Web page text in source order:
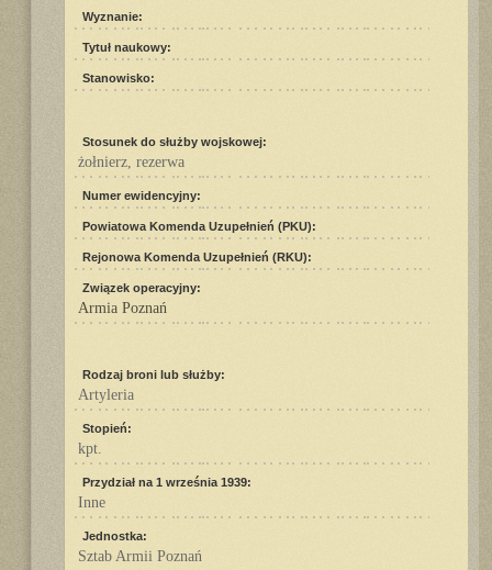
Wyznanie:
Tytuł naukowy:
Stanowisko:
Stosunek do służby wojskowej:
żołnierz, rezerwa
Numer ewidencyjny:
Powiatowa Komenda Uzupełnień (PKU):
Rejonowa Komenda Uzupełnień (RKU):
Związek operacyjny:
Armia Poznań
Rodzaj broni lub służby:
Artyleria
Stopień:
kpt.
Przydział na 1 września 1939:
Inne
Jednostka:
Sztab Armii Poznań